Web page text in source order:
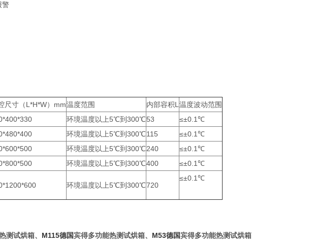
警
尺寸（L*H*W）mm温度范围 内部容积L 温度波动范围
环境温度以上5℃到300℃53
≤±0.1℃
环境温度以上5℃到300℃115
≤±0.1℃
环境温度以上5℃到300℃240
≤±0.1℃
环境温度以上5℃到300℃400 ≤±0.1℃
环境温度以上5℃到300℃720
≤±0.1℃
试烘箱、 M115德国宾得多功能热测试烘箱、 M53德国宾得多功能热测试烘箱